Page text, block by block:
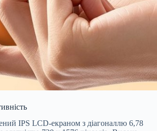
IPS LCD-екраном з діагоналлю 6,78